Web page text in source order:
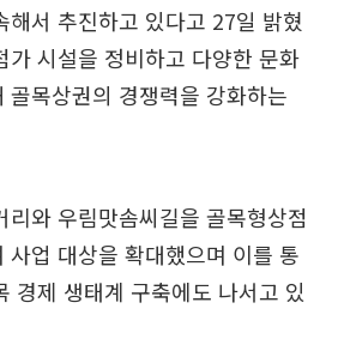
해서 추진하고 있다고 27일 밝혔
가 시설을 정비하고 다양한 문화
골목상권의 경쟁력을 강화하는
리와 우림맛솜씨길을 골목형상점
사업 대상을 확대했으며 이를 통
경제 생태계 구축에도 나서고 있